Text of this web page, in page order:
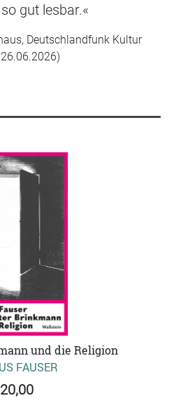
gut lesbar.«
Deutschlandfunk Kultur
und die Religion
FAUSER